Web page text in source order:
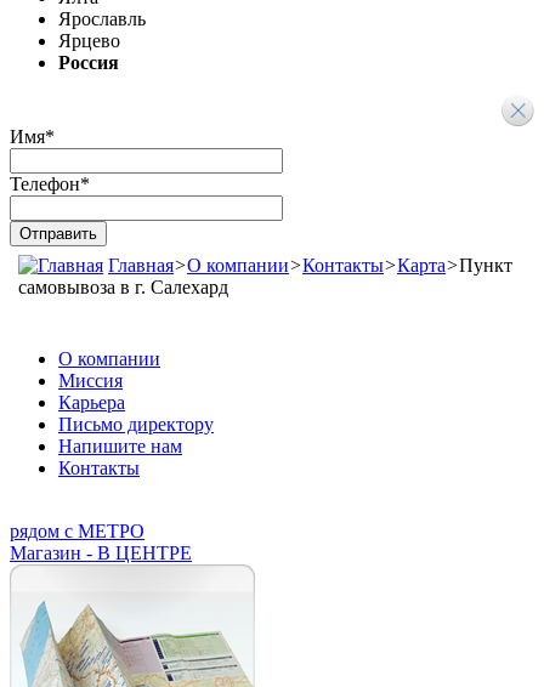
Ярославль
Ярцево
Россия
Имя*
Телефон*
Главная>О компании>Контакты>Карта>Пункт
самовывоза в г. Салехард
О компании
Миссия
Карьера
Письмо директору
Напишите нам
Контакты
рядом с МЕТРО
Магазин - В ЦЕНТРЕ